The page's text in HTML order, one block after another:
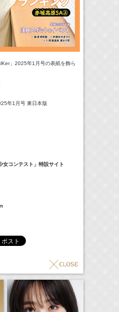
」 2025年1月号の表紙を飾ら
年1月号 東日本版
女コンテスト」特設サイト